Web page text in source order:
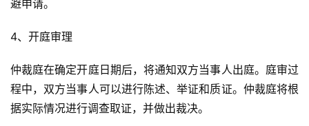
避申请。
4、开庭审理
仲裁庭在确定开庭日期后，将通知双方当事人出庭。庭审过
程中，双方当事人可以进行陈述、举证和质证。仲裁庭将根
据实际情况进行调查取证，并做出裁决。